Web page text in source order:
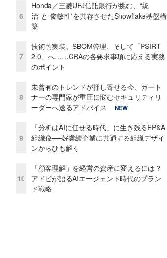
6
Honda／三菱UFJ信託銀行が挑む、“統
治”と“俊敏性”を共存させたSnowflake基盤構
築
7
技術的実装、SBOM管理、そして「PSIRT
2.0」へ……CRAの各要求事項に応える実務
のポイント
8
未曾有のトレンドが押し寄せる今、ガート
ナーの専門家が重圧に悩むセキュリティリ
ーダーへ送るアドバイス
NEW
9
「分析はAIに任せる時代」に生き残るFP&A
組織像──好業績企業に共通する組織デザイ
ンからひも解く
10
「顧客理解」を経営の資産に変えるには？
アドビが語るAIエージェント時代のブラン
ド戦略